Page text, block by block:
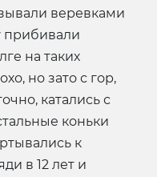
веревками
прибивали
на таких
но зато с гор,
катались с
коньки
к
в 12 лет и